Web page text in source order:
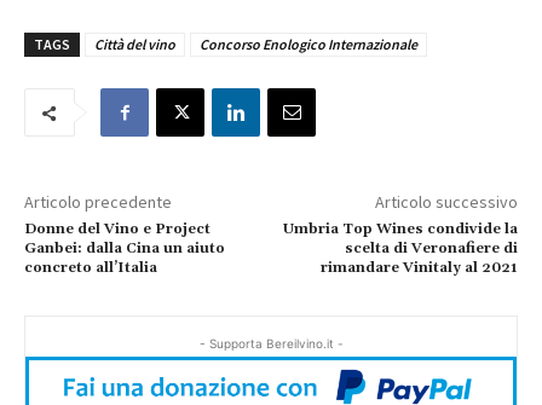
TAGS Città del vino Concorso Enologico Internazionale
Articolo precedente
Donne del Vino e Project
Ganbei: dalla Cina un aiuto
concreto all’Italia
Articolo successivo
Umbria Top Wines condivide la
scelta di Veronafiere di
rimandare Vinitaly al 2021
- Supporta Bereilvino.it -